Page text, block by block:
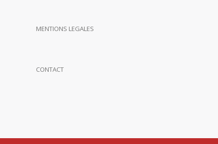
MENTIONS LEGALES
CONTACT